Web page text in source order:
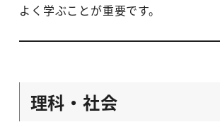
よく学ぶことが重要です。
理科・社会